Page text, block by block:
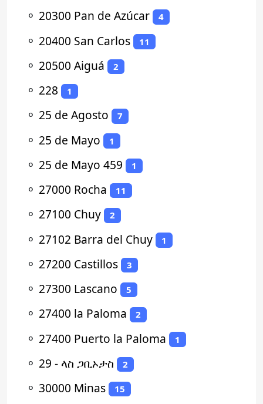
⚬ 20300 Pan de Azúcar 4
⚬ 20400 San Carlos 11
⚬ 20500 Aiguá 2
⚬ 228 1
⚬ 25 de Agosto 7
⚬ 25 de Mayo 1
⚬ 25 de Mayo 459 1
⚬ 27000 Rocha 11
⚬ 27100 Chuy 2
⚬ 27102 Barra del Chuy 1
⚬ 27200 Castillos 3
⚬ 27300 Lascano 5
⚬ 27400 la Paloma 2
⚬ 27400 Puerto la Paloma 1
⚬ 29 - ላስ ጋቢኦታስ 2
⚬ 30000 Minas 15